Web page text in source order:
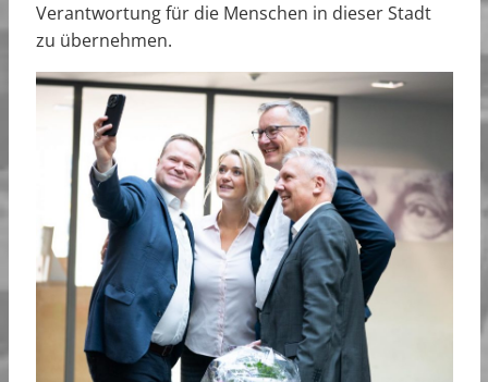
Verantwortung für die Menschen in dieser Stadt
zu übernehmen.